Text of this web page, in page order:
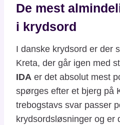
De mest
i krydsord
I danske krydsord er der
Kreta, der går igen med
IDA er det absolut mest
spørges efter et bjerg på
trebogstavs svar passer
krydsordsløsninger og er